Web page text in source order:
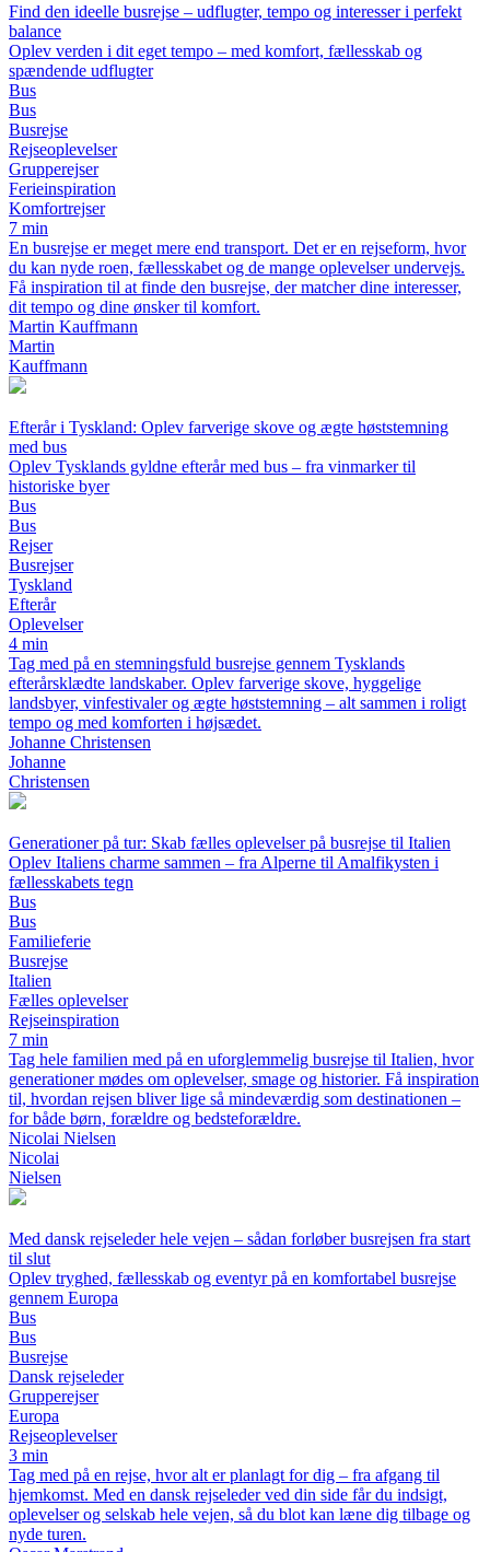
Find den ideelle busrejse – udflugter, tempo og interesser i perfekt
balance
Oplev verden i dit eget tempo – med komfort, fællesskab og
spændende udflugter
Bus
Bus
Busrejse
Rejseoplevelser
Grupperejser
Ferieinspiration
Komfortrejser
7 min
En busrejse er meget mere end transport. Det er en rejseform, hvor
du kan nyde roen, fællesskabet og de mange oplevelser undervejs.
Få inspiration til at finde den busrejse, der matcher dine interesser,
dit tempo og dine ønsker til komfort.
Martin Kauffmann
Martin
Kauffmann
Efterår i Tyskland: Oplev farverige skove og ægte høststemning
med bus
Oplev Tysklands gyldne efterår med bus – fra vinmarker til
historiske byer
Bus
Bus
Rejser
Busrejser
Tyskland
Efterår
Oplevelser
4 min
Tag med på en stemningsfuld busrejse gennem Tysklands
efterårsklædte landskaber. Oplev farverige skove, hyggelige
landsbyer, vinfestivaler og ægte høststemning – alt sammen i roligt
tempo og med komforten i højsædet.
Johanne Christensen
Johanne
Christensen
Generationer på tur: Skab fælles oplevelser på busrejse til Italien
Oplev Italiens charme sammen – fra Alperne til Amalfikysten i
fællesskabets tegn
Bus
Bus
Familieferie
Busrejse
Italien
Fælles oplevelser
Rejseinspiration
7 min
Tag hele familien med på en uforglemmelig busrejse til Italien, hvor
generationer mødes om oplevelser, smage og historier. Få inspiration
til, hvordan rejsen bliver lige så mindeværdig som destinationen –
for både børn, forældre og bedsteforældre.
Nicolai Nielsen
Nicolai
Nielsen
Med dansk rejseleder hele vejen – sådan forløber busrejsen fra start
til slut
Oplev tryghed, fællesskab og eventyr på en komfortabel busrejse
gennem Europa
Bus
Bus
Busrejse
Dansk rejseleder
Grupperejser
Europa
Rejseoplevelser
3 min
Tag med på en rejse, hvor alt er planlagt for dig – fra afgang til
hjemkomst. Med en dansk rejseleder ved din side får du indsigt,
oplevelser og selskab hele vejen, så du blot kan læne dig tilbage og
nyde turen.